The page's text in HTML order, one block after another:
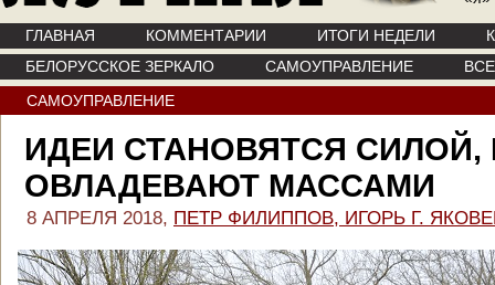
ГЛАВНАЯ КОММЕНТАРИИ ИТОГИ НЕДЕЛИ
БЕЛОРУССКОЕ ЗЕРКАЛО
САМОУПРАВЛЕНИЕ
САМОУПРАВЛЕНИЕ
ИДЕИ СТАНОВЯТСЯ СИЛОЙ,
ОВЛАДЕВАЮТ МАССАМИ
8 АПРЕЛЯ 2018, ПЕТР ФИЛИППОВ, ИГОРЬ Г.